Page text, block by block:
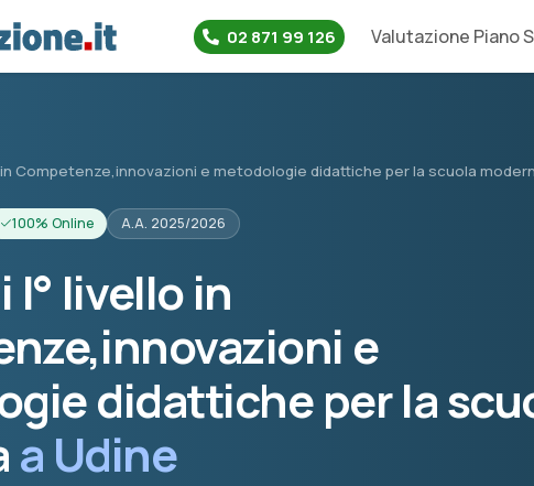
02 871 99 126 Valutazione Piano
Competenze,innovazioni e metodologie didattiche per la scuola
100% Online A.A. 2025/2026
I° livello in
e
didattiche per la
a Udine